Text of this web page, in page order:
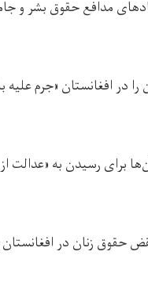
مدافع حقوق بشر و
در افغانستان «جرم علیه
برای رسیدن به «عدالت
حقوق زنان در